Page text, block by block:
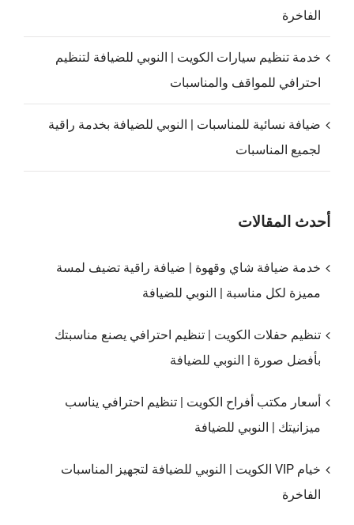
الفاخرة
خدمة تنظيم سيارات الكويت | النوبي للضيافة لتنظيم
احترافي للمواقف والمناسبات
ضيافة نسائية للمناسبات | النوبي للضيافة بخدمة راقية
لجميع المناسبات
أحدث المقالات
خدمة ضيافة شاي وقهوة | ضيافة راقية تضيف لمسة
مميزة لكل مناسبة | النوبي للضيافة
تنظيم حفلات الكويت | تنظيم احترافي يصنع مناسبتك
بأفضل صورة | النوبي للضيافة
أسعار مكتب أفراح الكويت | تنظيم احترافي يناسب
ميزانيتك | النوبي للضيافة
خيام VIP الكويت | النوبي للضيافة لتجهيز المناسبات
الفاخرة